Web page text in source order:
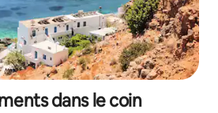
dans le coin